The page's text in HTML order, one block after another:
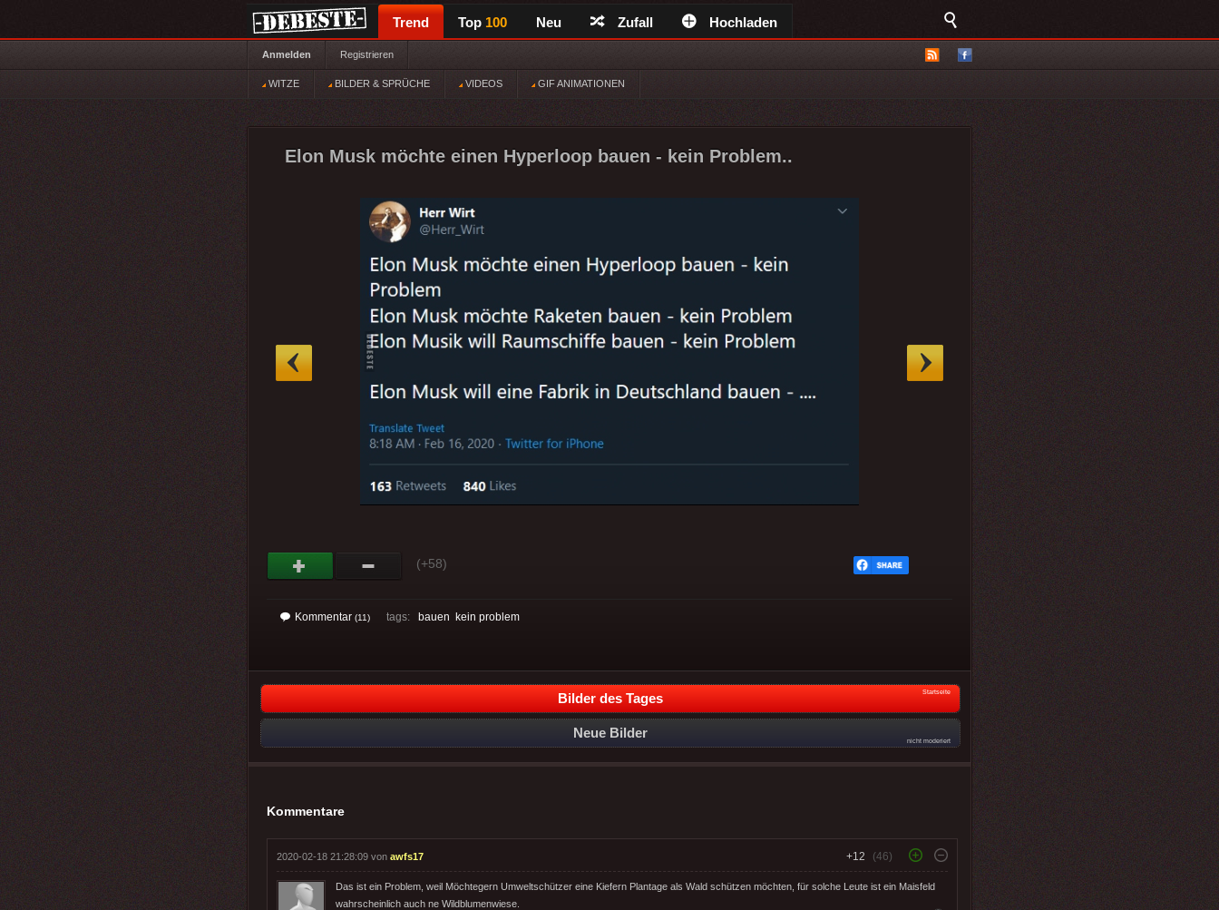
Trend Top 100 Neu Zufall Hochladen
Anmelden Registrieren
WITZE BILDER & SPRÜCHE VIDEOS GIF ANIMATIONEN
Elon Musk möchte einen Hyperloop bauen - kein Problem..
(+58)
Kommentar (11) tags: bauen kein problem
Bilder des Tages Startseite
Neue Bilder
nicht moderiert
Kommentare
2020-02-18 21:28:09 von awfs17 +12 (46)
Das ist ein Problem, weil Möchtegern Umweltschützer eine Kiefern Plantage als Wald schützen möchten, für solche Leute ist ein Maisfeld
wahrscheinlich auch ne Wildblumenwiese.